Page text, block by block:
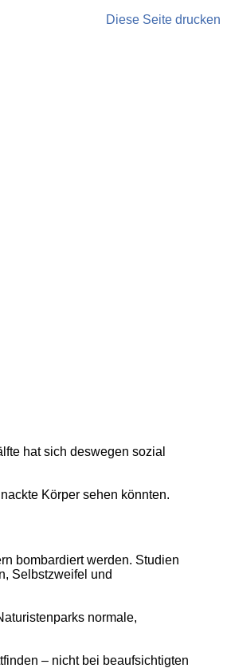
Diese Seite drucken
hat sich deswegen sozial
Körper sehen könnten.
bombardiert werden. Studien
Selbstzweifel und
normale,
– nicht bei beaufsichtigten